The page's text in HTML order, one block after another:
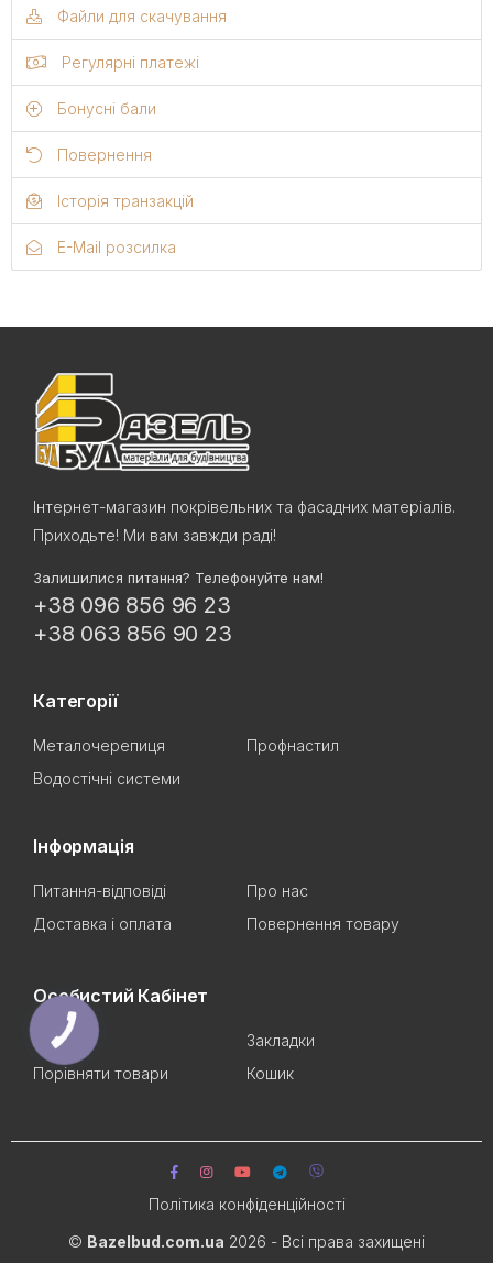
Файли для скачування
Регулярні платежі
Бонусні бали
Повернення
Історія транзакцій
E-Mail розсилка
Інтернет-магазин покрівельних та фасадних матеріалів.
Приходьте! Ми вам завжди раді!
Залишилися питання? Телефонуйте нам!
+38 096 856 96 23
+38 063 856 90 23
Категорії
Металочерепиця
Профнастил
Водостічні системи
Інформація
Питання-відповіді
Про нас
Доставка і оплата
Повернення товару
Особистий Кабінет
Аккаунт
Закладки
Порівняти товари
Кошик
© Bazelbud.com.ua 2026 - Всі права захищені
Політика конфіденційності
КНОПКА
СВЯЗИ